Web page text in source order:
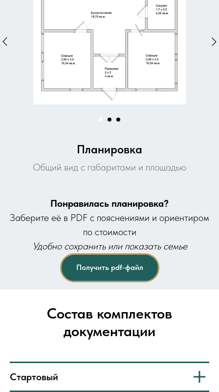
Планировка
Общий вид с габаритами и площадью
Понравилась планировка?
Заберите её в PDF с пояснениями и ориентиром
по стоимости
Удобно сохранить или показать семье
Получить pdf-файл
Состав комплектов
документации
Стартовый